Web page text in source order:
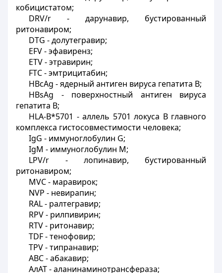
кобицистатом;
DRV/r - дарунавир, бустированный
ритонавиром;
DTG - долутегравир;
EFV- эфавиренз;
ETV- этравирин;
FTC- эмтрицитабин;
HBcAg - ядерный антиген вируса гепатита В;
HBsAg - поверхностный антиген вируса
гепатита В;
HLA-B*5701 - аллель 5701 локуса В главного
комплекса гистосовместимости человека;
IgG - иммуноглобулин G;
IgM - иммуноглобулин М;
LPV/r - лопинавир, бустированный
ритонавиром;
MVC- маравирок;
NVP - невирапин;
RAL- ралтегравир;
RPV- рилпивирин;
RTV- ритонавир;
TDF- тенофовир;
TPV- типранавир;
ABC- абакавир;
АлАТ - аланинаминотрансфераза;